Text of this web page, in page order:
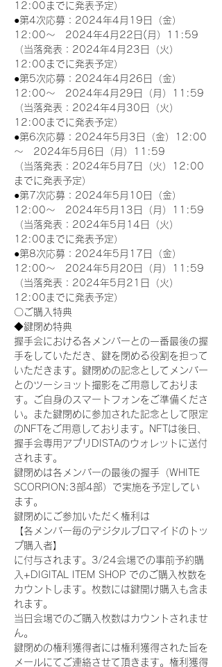
12:00までに発表予定）
●第4次応募：2024年4月19日（金）
12:00～　2024年4月22日(月）11:59
（当落発表：2024年4月23日（火）
12:00までに発表予定）
●第5次応募：2024年4月26日（金）
12:00～　2024年4月29日（月）11:59
（当落発表：2024年4月30日（火）
12:00までに発表予定）
●第6次応募：2024年5月3日（金）12:00
～　2024年5月6日（月）11:59
（当落発表：2024年5月7日（火）12:00
までに発表予定）
●第7次応募：2024年5月10日（金）
12:00～　2024年5月13日（月）11:59
（当落発表：2024年5月14日（火）
12:00までに発表予定）
●第8次応募：2024年5月17日（金）
12:00～　2024年5月20日（月）11:59
（当落発表：2024年5月21日（火）
12:00までに発表予定）
〇ご購入特典
◆鍵閉め特典
握手会における各メンバーとの一番最後の握
手をしていただき、鍵を閉める役割を担って
いただきます。鍵閉めの記念としてメンバー
とのツーショット撮影をご用意しておりま
す。ご自身のスマートフォンをご準備くださ
い。また鍵閉めに参加された記念として限定
のNFTをご用意しております。NFTは後日、
握手会専用アプリDISTAのウォレットに送付
されます。
鍵閉めは各メンバーの最後の握手（WHITE
SCORPION:3部4部）で実施を予定してい
ます。
鍵閉めにご参加いただく権利は
【各メンバー毎のデジタルブロマイドのトッ
プ購入者】
に付与されます。3/24会場での事前予約購
入+DIGITAL ITEM SHOP でのご購入枚数を
カウントします。枚数には鍵開け購入も含ま
れます。
当日会場でのご購入枚数はカウントされませ
ん。
鍵閉めの権利獲得者には権利獲得された旨を
メールにてご連絡させて頂きます。権利獲得